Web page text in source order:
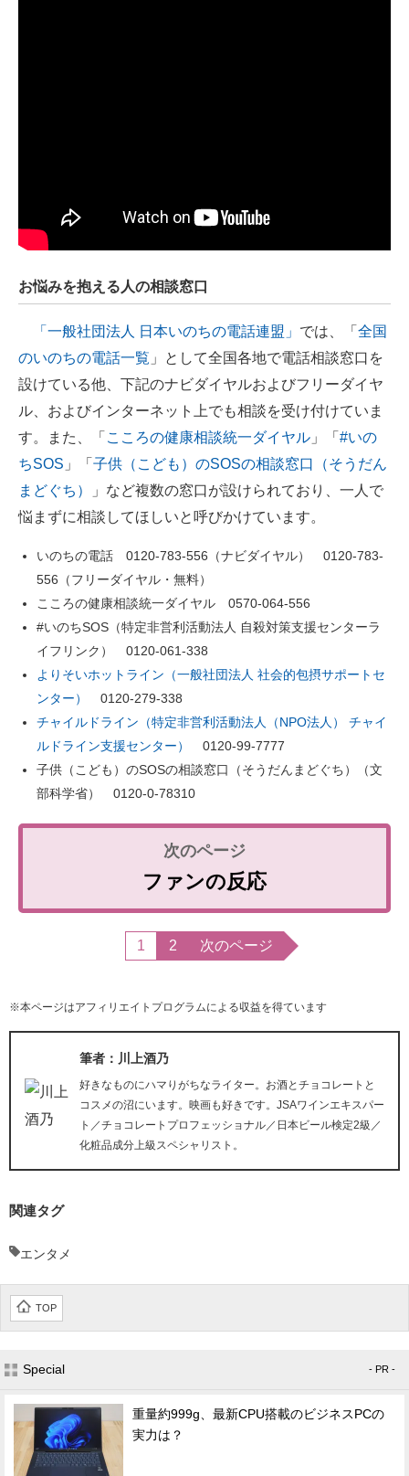
お悩みを抱える人の相談窓口
「一般社団法人 日本いのちの電話連盟」 では、「 全国
のいのちの電話一覧 」として全国各地で電話相談窓口を
設けている他、下記のナビダイヤルおよびフリーダイヤ
ル、およびインターネット上でも相談を受け付けていま
す。また、「 こころの健康相談統一ダイヤル 」「 #いの
ちSOS 」「 子供（こども）のSOSの相談窓口（そうだん
まどぐち）
」など複数の窓口が設けられており、一人で
悩まずに相談してほしいと呼びかけています。
いのちの電話 0120-783-556（ナビダイヤル） 0120-783-
556（フリーダイヤル・無料）
こころの健康相談統一ダイヤル 0570-064-556
#いのちSOS（特定非営利活動法人 自殺対策支援センターラ
イフリンク） 0120-061-338
よりそいホットライン（一般社団法人 社会的包摂サポートセ
ンター）
0120-279-338
チャイルドライン（特定非営利活動法人（NPO法人） チャイ
ルドライン支援センター）
0120-99-7777
子供（こども）のSOSの相談窓口（そうだんまどぐち）（文
部科学省） 0120-0-78310
ファンの反応
1 2 次のページ
※本ページはアフィリエイトプログラムによる収益を得ています
筆者：川上酒乃
好きなものにハマりがちなライター。お酒とチョコレートと
コスメの沼にいます。映画も好きです。JSAワインエキスパー
ト／チョコレートプロフェッショナル／日本ビール検定2級／
化粧品成分上級スペシャリスト。
関連タグ
エンタメ
TOP
Special - PR -
重量約999g、最新CPU搭載のビジネスPCの
実力は？